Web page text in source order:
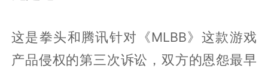
这是拳头和腾讯针对《MLBB》这款游戏
产品侵权的第三次诉讼，双方的恩怨最早